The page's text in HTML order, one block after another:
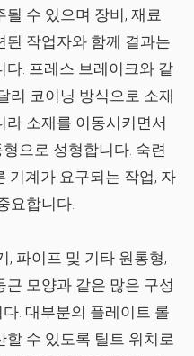
수 있으며 장비, 재료
된 작업자와 함께 결과는
다. 프레스 브레이크와 같
리 코이닝 방식으로 소재
소재를 이동시키면서
으로 성형합니다. 숙련
기계가 요구되는 작업, 자
요합니다.
, 파이프 및 기타 원통형,
모양과 같은 많은 구성
. 대부분의 플레이트 롤
할 수 있도록 틸트 위치로